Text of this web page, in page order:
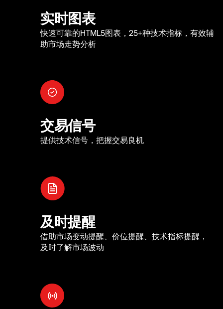
实时图表
快速可靠的HTML5图表，25+种技术指标，有效辅
助市场走势分析
交易信号
提供技术信号，把握交易良机
及时提醒
借助市场变动提醒、价位提醒、技术指标提醒，
及时了解市场波动